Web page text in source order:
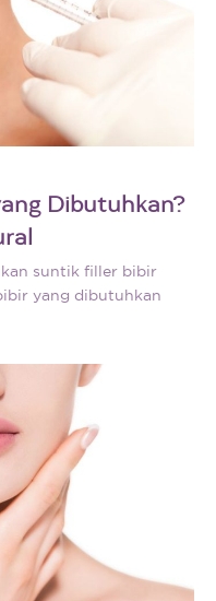
Dibutuhkan?
suntik filler bibir
yang dibutuhkan